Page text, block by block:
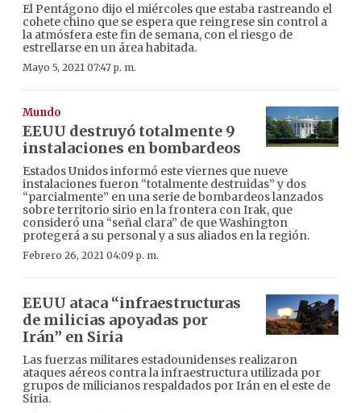
El Pentágono dijo el miércoles que estaba rastreando el
cohete chino que se espera que reingrese sin control a
la atmósfera este fin de semana, con el riesgo de
estrellarse en un área habitada.
Mayo 5, 2021 07:47 p. m.
Mundo
EEUU destruyó totalmente 9
instalaciones en bombardeos
Estados Unidos informó este viernes que nueve
instalaciones fueron “totalmente destruidas” y dos
“parcialmente” en una serie de bombardeos lanzados
sobre territorio sirio en la frontera con Irak, que
consideró una “señal clara” de que Washington
protegerá a su personal y a sus aliados en la región.
Febrero 26, 2021 04:09 p. m.
EEUU ataca “infraestructuras
de milicias apoyadas por
Irán” en Siria
Las fuerzas militares estadounidenses realizaron
ataques aéreos contra la infraestructura utilizada por
grupos de milicianos respaldados por Irán en el este de
Siria.